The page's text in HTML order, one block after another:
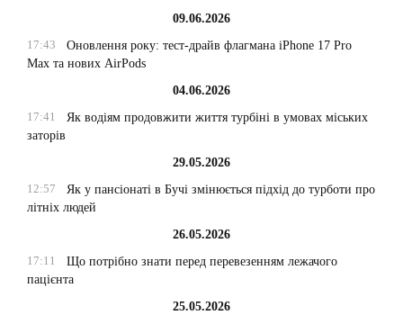
09.06.2026
17:43
Оновлення року: тест-драйв флагмана iPhone 17 Pro
Max та нових AirPods
04.06.2026
17:41
Як водіям продовжити життя турбіні в умовах міських
заторів
29.05.2026
12:57
Як у пансіонаті в Бучі змінюється підхід до турботи про
літніх людей
26.05.2026
17:11
Що потрібно знати перед перевезенням лежачого
пацієнта
25.05.2026